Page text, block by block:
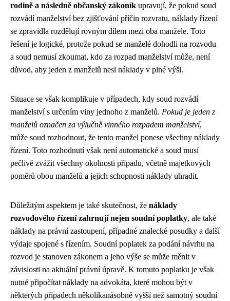
rodině a následně občanský zákoník upravují, že pokud soud
rozvádí manželství bez zjišťování příčin rozvratu, náklady řízení
se zpravidla rozdělují rovným dílem mezi oba manžele. Toto
řešení je logické, protože pokud se manželé dohodli na rozvodu
a soud nemusí zkoumat, kdo za rozpad manželství může, není
důvod, aby jeden z manželů nesl náklady v plné výši.
Situace se však komplikuje v případech, kdy soud rozvádí
manželství s určením viny jednoho z manželů. Pokud je jeden z
manželů označen za výlučně vinného rozpadem manželství,
může soud rozhodnout, že tento manžel ponese všechny náklady
řízení. Toto rozhodnutí však není automatické a soud musí
pečlivě zvážit všechny okolnosti případu, včetně majetkových
poměrů obou manželů a jejich schopnosti náklady uhradit.
Důležitým aspektem je také skutečnost, že náklady
rozvodového řízení zahrnují nejen soudní poplatky, ale také
náklady na právní zastoupení, případné znalecké posudky a další
výdaje spojené s řízením. Soudní poplatek za podání návrhu na
rozvod je stanoven zákonem a jeho výše se může měnit v
závislosti na aktuální právní úpravě. K tomuto poplatku je však
nutné připočítat náklady na advokáta, které mohou být v
některých případech několikanásobně vyšší než samotný soudní